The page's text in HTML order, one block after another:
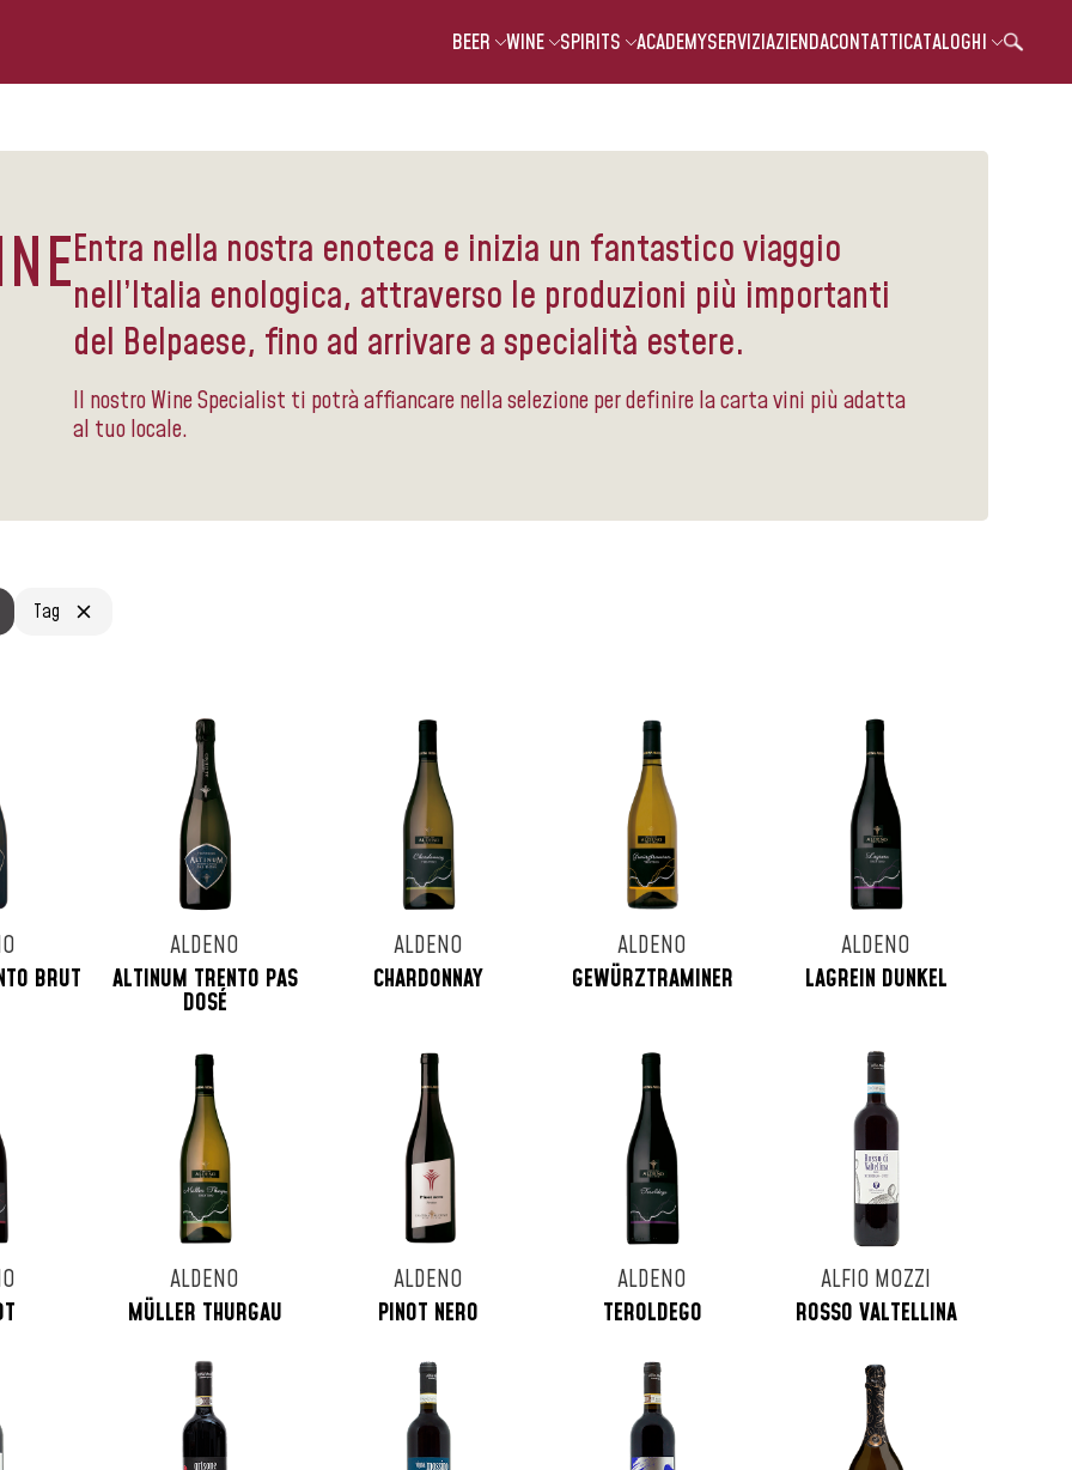
BEER WINE SPIRITS ACADEMYSERVIZIAZIENDACONTATTICATALOGHI
Entra nella nostra enoteca e inizia un fantastico viaggio
nell’Italia enologica, attraverso le produzioni più importanti
del Belpaese, fino ad arrivare a specialità estere.
Il nostro Wine Specialist ti potrà affiancare nella selezione per definire la carta vini più adatta
al tuo locale.
Tag
BRUT
ALDENO
ALTINUM TRENTO PAS
DOSÉ
ALDENO
CHARDONNAY
ALDENO
GEWÜRZTRAMINER
ALDENO
LAGREIN DUNKEL
ALDENO
MÜLLER THURGAU
ALDENO
PINOT NERO
ALDENO
TEROLDEGO
ALFIO MOZZI
ROSSO VALTELLINA